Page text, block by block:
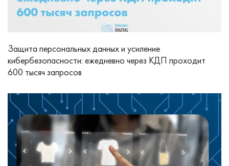
Защита персональных данных и усиление
кибербезопасности: ежедневно через КДП проходит
600 тысяч запросов